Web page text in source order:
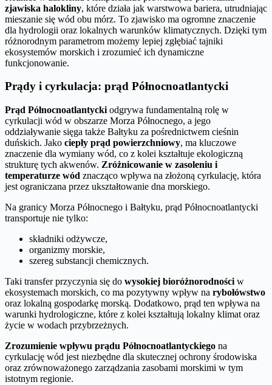
zjawiska halokliny, które działa jak warstwowa bariera, utrudniając
mieszanie się wód obu mórz. To zjawisko ma ogromne znaczenie
dla hydrologii oraz lokalnych warunków klimatycznych. Dzięki tym
różnorodnym parametrom możemy lepiej zgłębiać tajniki
ekosystemów morskich i zrozumieć ich dynamiczne
funkcjonowanie.
Prądy i cyrkulacja: prąd Północnoatlantycki
Prąd Północnoatlantycki odgrywa fundamentalną rolę w
cyrkulacji wód w obszarze Morza Północnego, a jego
oddziaływanie sięga także Bałtyku za pośrednictwem cieśnin
duńskich. Jako ciepły prąd powierzchniowy, ma kluczowe
znaczenie dla wymiany wód, co z kolei kształtuje ekologiczną
strukturę tych akwenów. Zróżnicowanie w zasoleniu i
temperaturze wód znacząco wpływa na złożoną cyrkulację, która
jest ograniczana przez ukształtowanie dna morskiego.
Na granicy Morza Północnego i Bałtyku, prąd Północnoatlantycki
transportuje nie tylko:
składniki odżywcze,
organizmy morskie,
szereg substancji chemicznych.
Taki transfer przyczynia się do wysokiej bioróżnorodności w
ekosystemach morskich, co ma pozytywny wpływ na rybołówstwo
oraz lokalną gospodarkę morską. Dodatkowo, prąd ten wpływa na
warunki hydrologiczne, które z kolei kształtują lokalny klimat oraz
życie w wodach przybrzeżnych.
Zrozumienie wpływu prądu Północnoatlantyckiego na
cyrkulację wód jest niezbędne dla skutecznej ochrony środowiska
oraz zrównoważonego zarządzania zasobami morskimi w tym
istotnym regionie.